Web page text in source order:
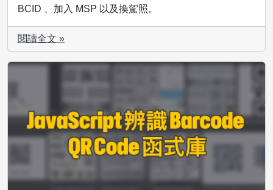
BCID 、加入 MSP 以及換駕照。
閱讀全文 »